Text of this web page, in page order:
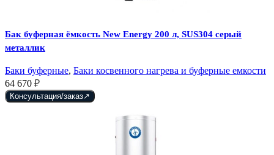
Бак буферная ёмкость New Energy 200 л, SUS304 серый
металлик
Баки буферные, Баки косвенного нагрева и буферные емкости
64 670 ₽
Консультация/заказ